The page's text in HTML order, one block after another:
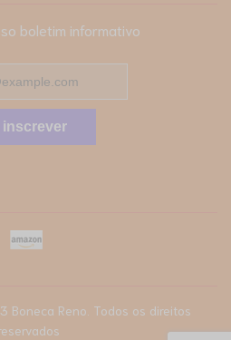
boletim informativo
inscrever
Boneca Reno . Todos os direitos